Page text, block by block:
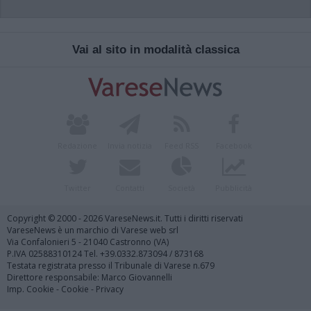
Vai al sito in modalità classica
Copyright © 2000 - 2026 VareseNews.it. Tutti i diritti riservati
VareseNews è un marchio di Varese web srl
Via Confalonieri 5 - 21040 Castronno (VA)
P.IVA 02588310124 Tel. +39.0332.873094 / 873168
Testata registrata presso il Tribunale di Varese n.679
Direttore responsabile: Marco Giovannelli
Imp. Cookie - Cookie - Privacy